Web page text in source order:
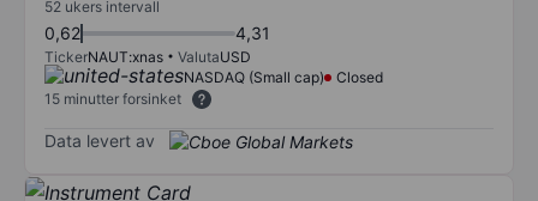
52 ukers intervall
0,62 4,31
TickerNAUT:xnas ValutaUSD
NASDAQ (Small cap)
Closed
15 minutter forsinket
Data levert av